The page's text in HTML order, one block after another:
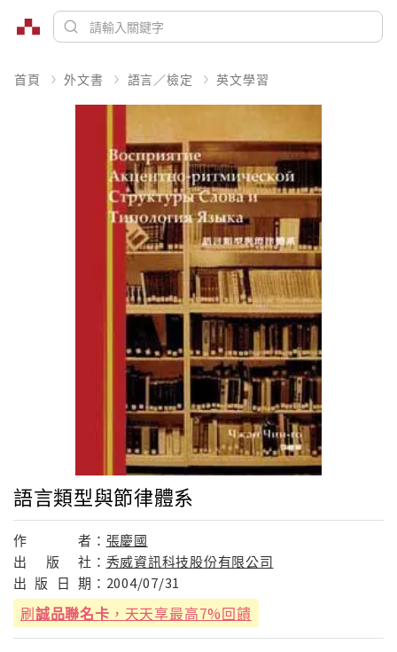
首頁 外文書 語言／檢定 英文學習
語言類型與節律體系
作 者： 張慶國
出
版 社： 秀威資訊科技股份有限公司
出 版 日 期： 2004/07/31
刷誠品聯名卡 ，天天享最高7%回饋